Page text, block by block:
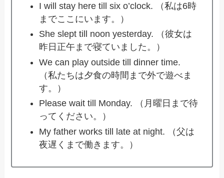
I will stay here till six o’clock. （私は6時
までここにいます。）
She slept till noon yesterday. （彼女は
昨日正午まで寝ていました。）
We can play outside till dinner time.
（私たちは夕食の時間まで外で遊べま
す。）
Please wait till Monday. （月曜日まで待
ってください。）
My father works till late at night. （父は
夜遅くまで働きます。）